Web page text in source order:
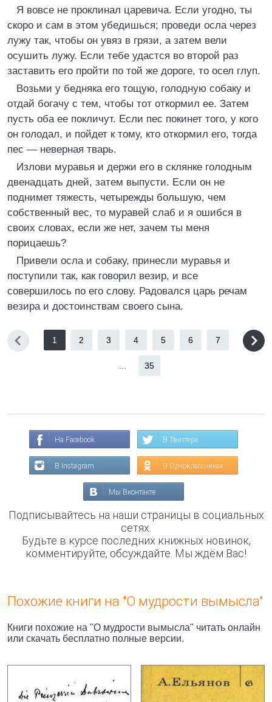
Я вовсе не проклинал царевича. Если угодно, ты
скоро и сам в этом убедишься; проведи осла через
лужу так, чтобы он увяз в грязи, а затем вели
осушить лужу. Если тебе удастся во второй раз
заставить его пройти по той же дороге, то осел глуп.
Возьми у бедняка его тощую, голодную собаку и
отдай богачу с тем, чтобы тот откормил ее. Затем
пусть оба ее покличут. Если пес покинет того, у кого
он голодал, и пойдет к тому, кто откормил его, тогда
пес — неверная тварь.
Излови муравья и держи его в склянке голодным
двенадцать дней, затем выпусти. Если он не
поднимет тяжесть, четырежды большую, чем
собственный вес, то муравей слаб и я ошибся в
своих словах, если же нет, зачем ты меня
порицаешь?
Привели осла и собаку, принесли муравья и
поступили так, как говорил везир, и все
совершилось по его слову. Радовался царь речам
везира и достоинствам своего сына.
1 2 3 4 5 6 7
35
На Facebook В Твиттере
В Instagram В Одноклассниках
Мы Вконтакте
Подписывайтесь на наши страницы в социальных
сетях.
Будьте в курсе последних книжных новинок,
комментируйте, обсуждайте. Мы ждём Вас!
Похожие книги на "О мудрости вымысла"
Книги похожие на "О мудрости вымысла" читать онлайн
или скачать бесплатно полные версии.